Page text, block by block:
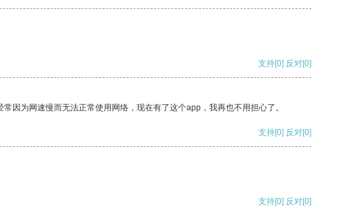
支持[0] 反对[0]
因为网速慢而无法正常使用网络，现在有了这个app，我再也不用担心了。
支持[0] 反对[0]
支持[0] 反对[0]